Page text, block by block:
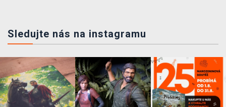
Sledujte nás na instagramu